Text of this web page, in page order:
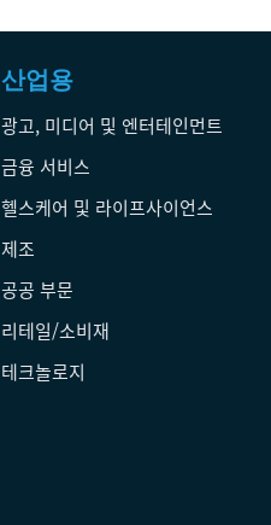
산업용
광고, 미디어 및 엔터테인먼트
금융 서비스
헬스케어 및 라이프사이언스
제조
공공 부문
리테일/소비재
테크놀로지